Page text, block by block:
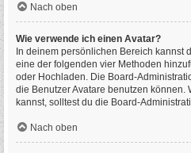
Nach oben
Wie verwende ich einen Avatar?
In deinem persönlichen Bereich kannst
eine der folgenden vier Methoden
oder Hochladen. Die Board-
die Benutzer Avatare benutzen können.
kannst, solltest du die Board-
Nach oben